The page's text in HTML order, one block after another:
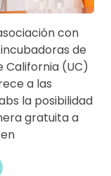
con
de
California (UC)
a las
la posibilidad
gratuita a